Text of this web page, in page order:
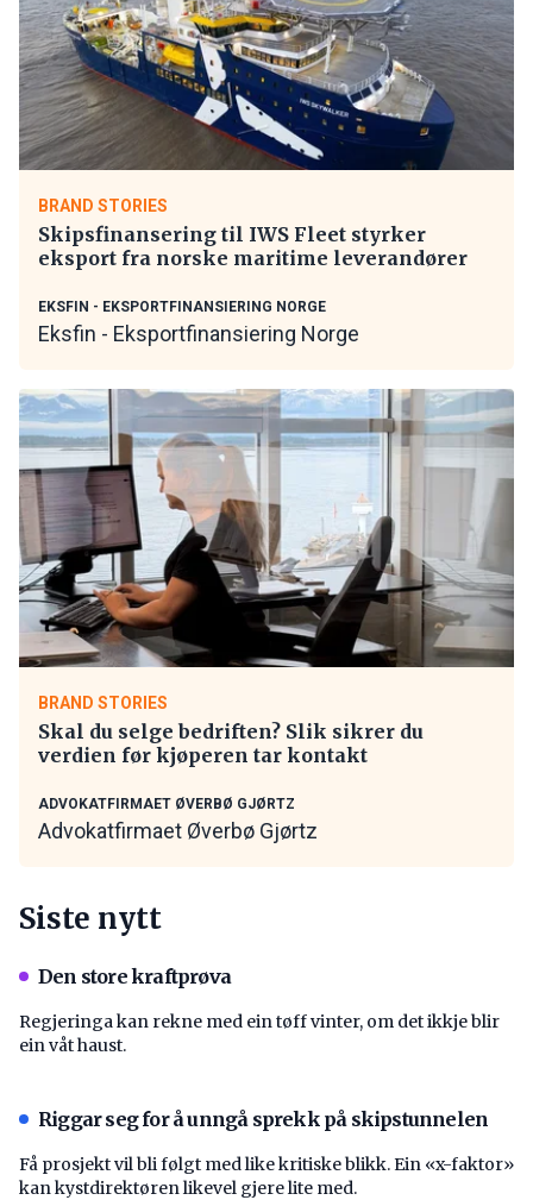
BRAND STORIES
Skipsfinansering til IWS Fleet styrker
eksport fra norske maritime leverandører
EKSFIN - EKSPORTFINANSIERING NORGE
Eksfin - Eksportfinansiering Norge
BRAND STORIES
Skal du selge bedriften? Slik sikrer du
verdien før kjøperen tar kontakt
ADVOKATFIRMAET ØVERBØ GJØRTZ
Advokatfirmaet Øverbø Gjørtz
Siste nytt
Den store kraftprøva
Regjeringa kan rekne med ein tøff vinter, om det ikkje blir
ein våt haust.
Riggar seg for å unngå sprekk på skipstunnelen
Få prosjekt vil bli følgt med like kritiske blikk. Ein «x-faktor»
kan kystdirektøren likevel gjere lite med.